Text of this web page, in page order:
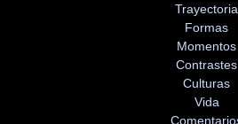
Trayectoria
Formas
Momentos
Contrastes
Culturas
Vida